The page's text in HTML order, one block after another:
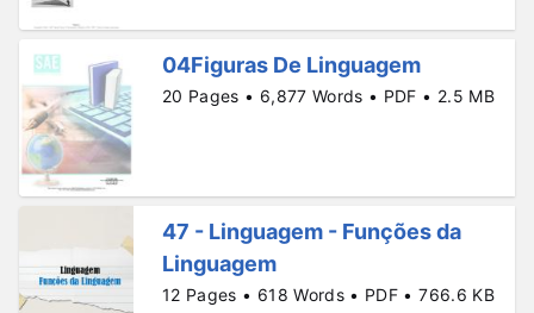
04Figuras De Linguagem
20 Pages • 6,877 Words • PDF • 2.5 MB
47 - Linguagem - Funções da
Linguagem
12 Pages • 618 Words • PDF • 766.6 KB